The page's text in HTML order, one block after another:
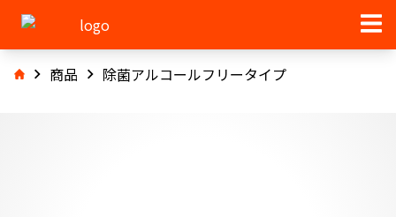
商品 除菌アルコールフリータイプ